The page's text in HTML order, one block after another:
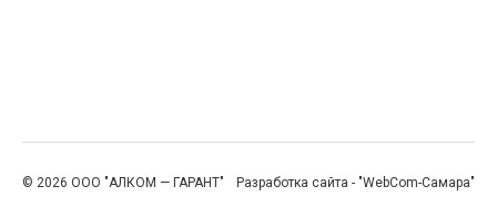
© 2026 ООО "АЛКОМ — ГАРАНТ" Разработка сайта - "WebCom-Самара"